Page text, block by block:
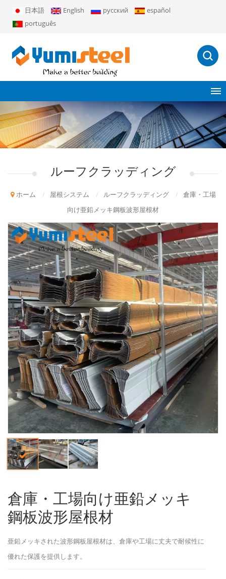
日本語 English русский
español
português
ルーフクラッディング
ホーム / 屋根システム / ルーフクラッディング /
倉庫・工場
向け亜鉛メッキ鋼板波形屋根材
倉庫・工場向け亜鉛メッキ
鋼板波形屋根材
亜鉛メッキされた波形鋼板屋根材は、倉庫や工場に丈夫で耐候性に
優れた保護を提供します。